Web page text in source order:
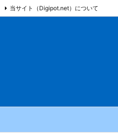
当サイト（Digipot.net）について